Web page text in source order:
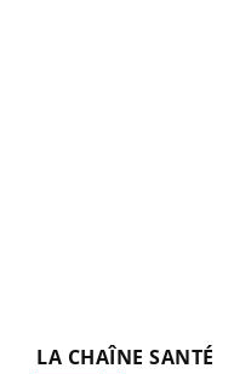
LA CHAÎNE SANTÉ